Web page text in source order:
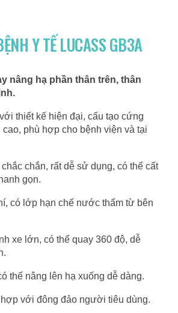
Y TẾ LUCASS GB3A
nâng hạ phần thân trên, thân
thiết kế hiện đại, cấu tạo cứng
cao, phù hợp cho bệnh viện và tại
chắn, rất dễ sử dụng, có thể cất
gọn.
có lớp hạn chế nước thấm từ bên
xe lớn, có thể quay 360 độ, dễ
thể nâng lên hạ xuống dễ dàng.
với đông đảo người tiêu dùng.